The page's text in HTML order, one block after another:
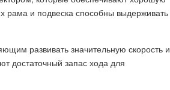
рама и подвеска способны выдерживать
развивать значительную скорость и
достаточный запас хода для